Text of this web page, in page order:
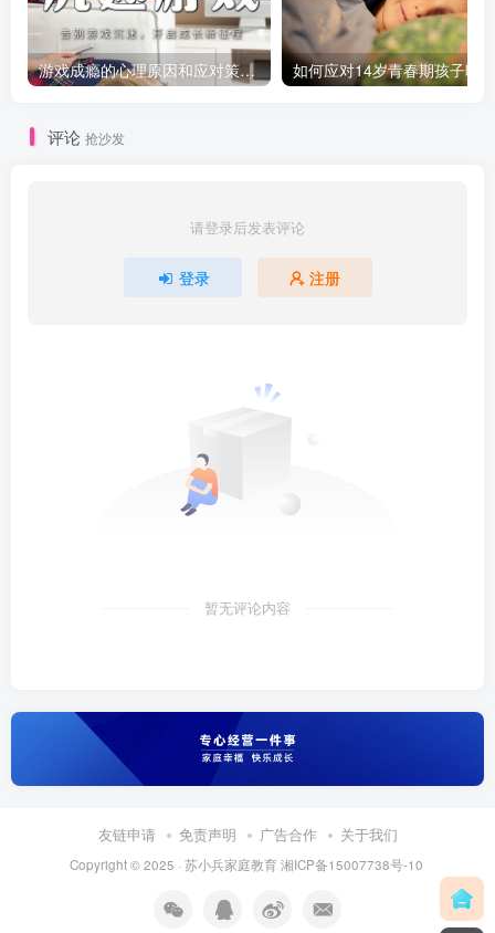
游戏成瘾的心理原因和应对策略：如何引导青少年走出虚拟世界？
评论 抢沙发
请登录后发表评论
登录 注册
暂无评论内容
友链申请 免责声明 广告合作 关于我们
Copyright © 2025 · 苏小兵家庭教育 湘ICP备15007738号-10